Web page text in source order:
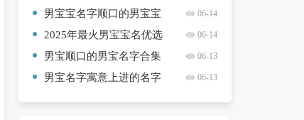
【10篇】
男宝宝名字顺口的男宝宝
最新【十篇】
06-14
2025年最火男宝宝名优选
【8篇】
06-14
男宝顺口的男宝名字合集
【7篇】
06-13
男宝名字寓意上进的名字
06-13